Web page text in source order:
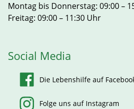
Montag bis Donnerstag: 09:00 –
Freitag: 09:00 – 11:30 Uhr
Social Media
Die Lebenshilfe auf
Folge uns auf Instagram